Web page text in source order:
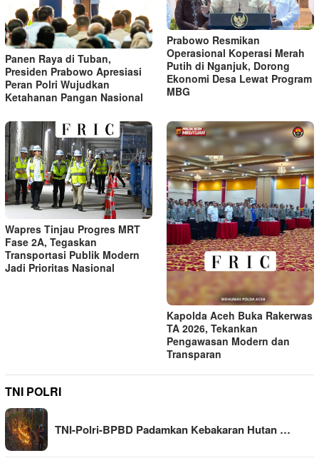
Panen Raya di Tuban,
Presiden Prabowo Apresiasi
Peran Polri Wujudkan
Ketahanan Pangan Nasional
Prabowo Resmikan
Operasional Koperasi Merah
Putih di Nganjuk, Dorong
Ekonomi Desa Lewat Program
MBG
Wapres Tinjau Progres MRT
Fase 2A, Tegaskan
Transportasi Publik Modern
Jadi Prioritas Nasional
Kapolda Aceh Buka Rakerwas
TA 2026, Tekankan
Pengawasan Modern dan
Transparan
TNI POLRI
TNI-Polri-BPBD Padamkan Kebakaran Hutan …